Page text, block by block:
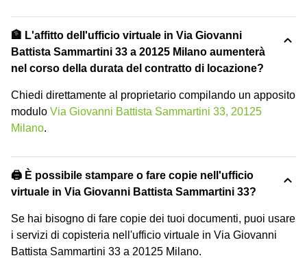
🏦 L'affitto dell'ufficio virtuale in Via Giovanni
Battista Sammartini 33 a 20125 Milano aumenterà
nel corso della durata del contratto di locazione?
Chiedi direttamente al proprietario compilando un apposito
modulo Via Giovanni Battista Sammartini 33, 20125
Milano.
🖨️ È possibile stampare o fare copie nell'ufficio
virtuale in Via Giovanni Battista Sammartini 33?
Se hai bisogno di fare copie dei tuoi documenti, puoi usare
i servizi di copisteria nell'ufficio virtuale in Via Giovanni
Battista Sammartini 33 a 20125 Milano.